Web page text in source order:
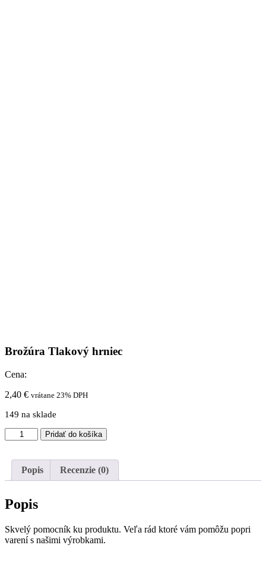
Brožúra Tlakový hrniec
Cena:
2,40 € vrátane 23% DPH
149 na sklade
množstvo
Brožúra
hrniec
Pridať do košíka
Popis Recenzie (0)
Popis
Skvelý pomocník ku produktu. Veľa rád ktoré vám pomôžu popri
varení s našimi výrobkami.